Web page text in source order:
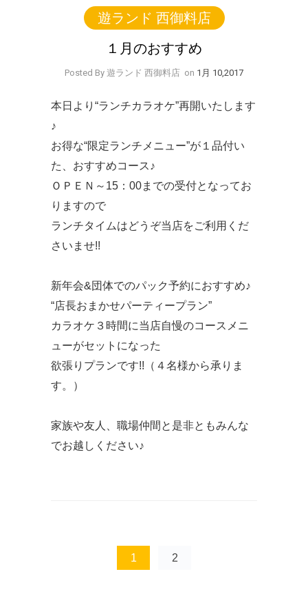
遊ランド 西御料店
１月のおすすめ
Posted By 遊ランド 西御料店 on 1月 10,2017
本日より“ランチカラオケ”再開いたします
♪
お得な“限定ランチメニュー”が１品付い
た、おすすめコース♪
ＯＰＥＮ～15：00までの受付となってお
りますので
ランチタイムはどうぞ当店をご利用くだ
さいませ!!
新年会&団体でのパック予約におすすめ♪
“店長おまかせパーティープラン”
カラオケ３時間に当店自慢のコースメニ
ューがセットになった
欲張りプランです!!（４名様から承りま
す。）
家族や友人、職場仲間と是非ともみんな
でお越しください♪
1 2